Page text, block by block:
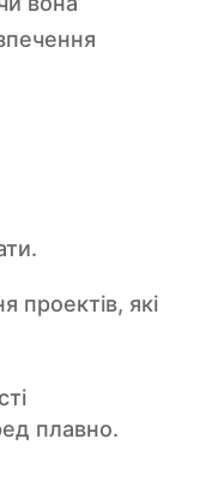
проектів, які
плавно.